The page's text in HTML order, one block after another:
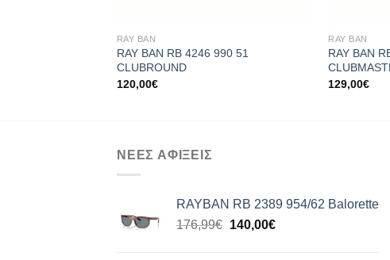
RAY BAN
RAY BAN RB 4246 990 51
CLUBROUND
120,00€
RAY BAN
RAY BAN
129,00€
ΝΕΕΣ ΑΦΙΞΕΙΣ
RAYBAN RB 2389 954/62 Balorette
176,99€ Original
140,00€Η